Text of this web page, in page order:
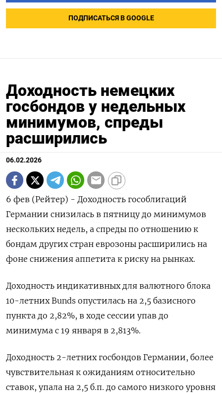
ПОДПИСАТЬСЯ В GOOGLE
Доходность немецких
госбондов у недельных
минимумов, спреды
расширились
06.02.2026
6 фев (Рейтер) - Доходность гособлигаций
Германии снизилась в пятницу до минимумов
нескольких недель, ⁠а спреды по отношению к
бондам других стран еврозоны расширились на
фоне снижения аппетита ⁠к риску ​на рынках.
Доходность индикативных ⁠для валютного блока
10-летних Bunds опустилась ⁠на 2,5 базисного
пункта до 2,‌82%, в ходе сессии упав ‍до
минимума с 19 января ‌в 2,813%.
Доходность 2-летних ​госбондов Германии, более
чувствительная к ожиданиям относительно
ставок, упала на 2,⁠5 б.п. до ‍самого низкого уровня